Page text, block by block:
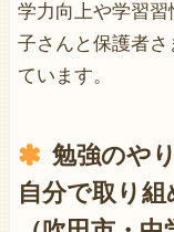
学力向上や学習
子さんと保護者
ています。
勉強のや
自分で取り